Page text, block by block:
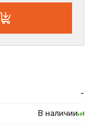
-
В наличии